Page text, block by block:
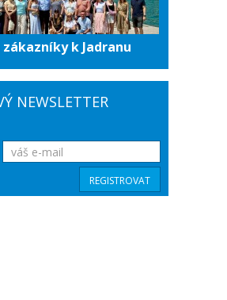
zákazníky k Jadranu
NEWSLETTER